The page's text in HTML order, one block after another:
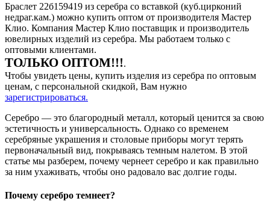
Браслет 22б159419 из серебра со вставкой (куб.цирконий
недраг.кам.) можно купить оптом от производителя Мастер
Клио. Компания Мастер Клио поставщик и производитель
ювелирных изделий из серебра. Мы работаем только с
оптовыми клиентами.
ТОЛЬКО ОПТОМ!!!.
Чтобы увидеть цены, купить изделия из серебра по оптовым
ценам, с персональной скидкой, Вам нужно
зарегистрироваться.
Серебро — это благородный металл, который ценится за свою
эстетичность и универсальность. Однако со временем
серебряные украшения и столовые приборы могут терять
первоначальный вид, покрываясь темным налетом. В этой
статье мы разберем, почему чернеет серебро и как правильно
за ним ухаживать, чтобы оно радовало вас долгие годы.
Почему серебро темнеет?